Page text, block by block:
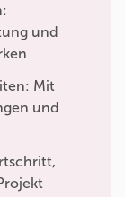
und
Mit
und